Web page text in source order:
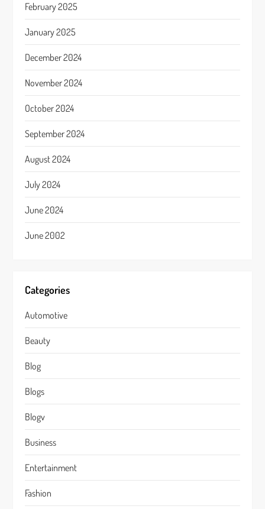
February 2025
January 2025
December 2024
November 2024
October 2024
September 2024
August 2024
July 2024
June 2024
June 2002
Categories
Automotive
Beauty
Blog
Blogs
Blogv
Business
Entertainment
Fashion